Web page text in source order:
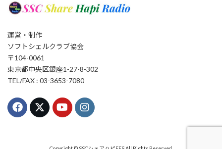
運営・制作
ソフトシェルクラブ協会
〒104-0061
東京都中央区銀座1-27-8-302
TEL/FAX : 03-3653-7080